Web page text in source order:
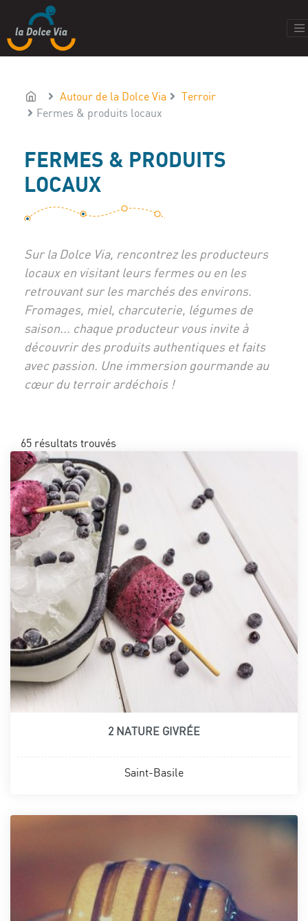
Autour de la Dolce Via
Terroir
Fermes & produits locaux
FERMES & PRODUITS
LOCAUX
Sur la Dolce Via, rencontrez les producteurs
locaux en visitant leurs fermes ou en les
retrouvant sur les marchés des environs.
Fromages, miel, charcuterie, légumes de
saison... chaque producteur vous invite à
découvrir des produits authentiques et faits
avec passion. Une immersion gourmande au
cœur du terroir ardéchois !
65 résultats trouvés
2 NATURE GIVRÉE
Saint-Basile